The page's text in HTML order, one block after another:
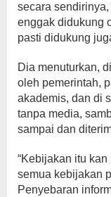
secara
enggak didukung
pasti didukung
Dia menuturkan,
oleh pemerintah,
akademis, dan di
tanpa media,
sampai dan
“Kebijakan itu
semua kebijakan
Penyebaran